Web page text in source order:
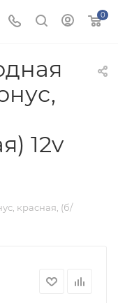
0
12v
красная, (б/